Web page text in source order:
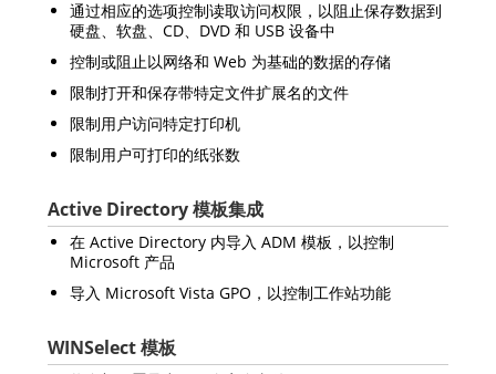
通过相应的选项控制读取访问权限，以阻止保存数据到
硬盘、软盘、CD、DVD 和 USB 设备中
控制或阻止以网络和 Web 为基础的数据的存储
限制打开和保存带特定文件扩展名的文件
限制用户访问特定打印机
限制用户可打印的纸张数
Active Directory 模板集成
在 Active Directory 内导入 ADM 模板，以控制
Microsoft 产品
导入 Microsoft Vista GPO，以控制工作站功能
WINSelect 模板